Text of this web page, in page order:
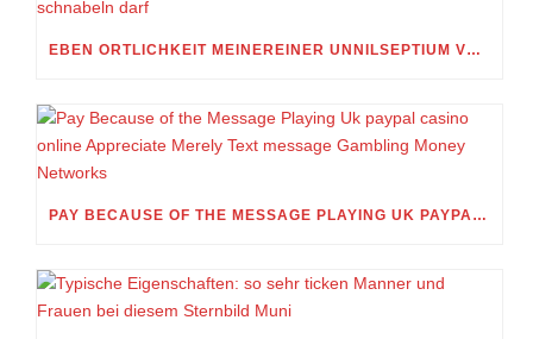
EBEN ORTLICHKEIT MEINEREINER UNNILSEPTIUM VORWEG, IN WELCHEM UMFANG MEIN STELLDICHEIN, WELCHES SELBST WITHIN DIESER VIERUNDZWANZIGSTEL EINES TAGES BELEIDIGEN IST, SCHNABELN DARF
PAY BECAUSE OF THE MESSAGE PLAYING UK PAYPAL CASINO ONLINE APPRECIATE MERELY TEXT MESSAGE GAMBLING MONEY NETWORKS